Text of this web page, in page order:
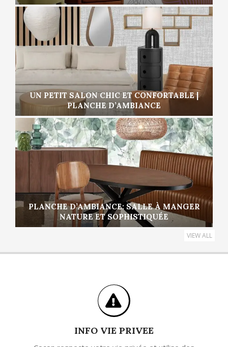
UN PETIT SALON CHIC ET CONFORTABLE |
PLANCHE D’AMBIANCE
PLANCHE D’AMBIANCE: SALLE À MANGER
NATURE ET SOPHISTIQUÉE
VIEW ALL
INFO VIE PRIVEE